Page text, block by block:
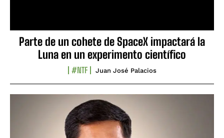
Parte de un cohete de SpaceX impactará la
Luna en un experimento científico
#NTF Juan José Palacios